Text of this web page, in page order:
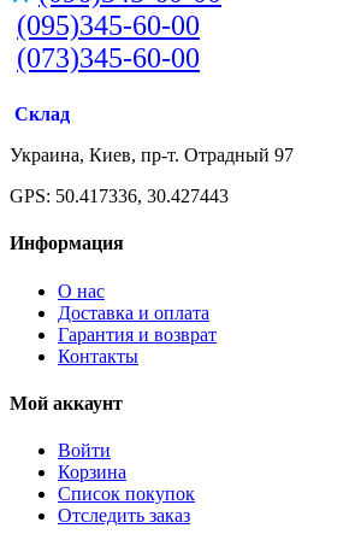
(095)345-60-00
(073)345-60-00
Склад
Украина, Киев, пр-т. Отрадный 97
GPS: 50.417336, 30.427443
Информация
О нас
Доставка и оплата
Гарантия и возврат
Контакты
Мой аккаунт
Войти
Корзина
Список покупок
Отследить заказ